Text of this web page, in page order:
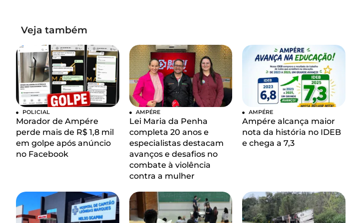
Veja também
POLICIAL
Morador de Ampére
perde mais de R$ 1,8 mil
em golpe após anúncio
no Facebook
AMPÉRE
Lei Maria da Penha
completa 20 anos e
especialistas destacam
avanços e desafios no
combate à violência
contra a mulher
AMPÉRE
Ampére alcança maior
nota da história no IDEB
e chega a 7,3